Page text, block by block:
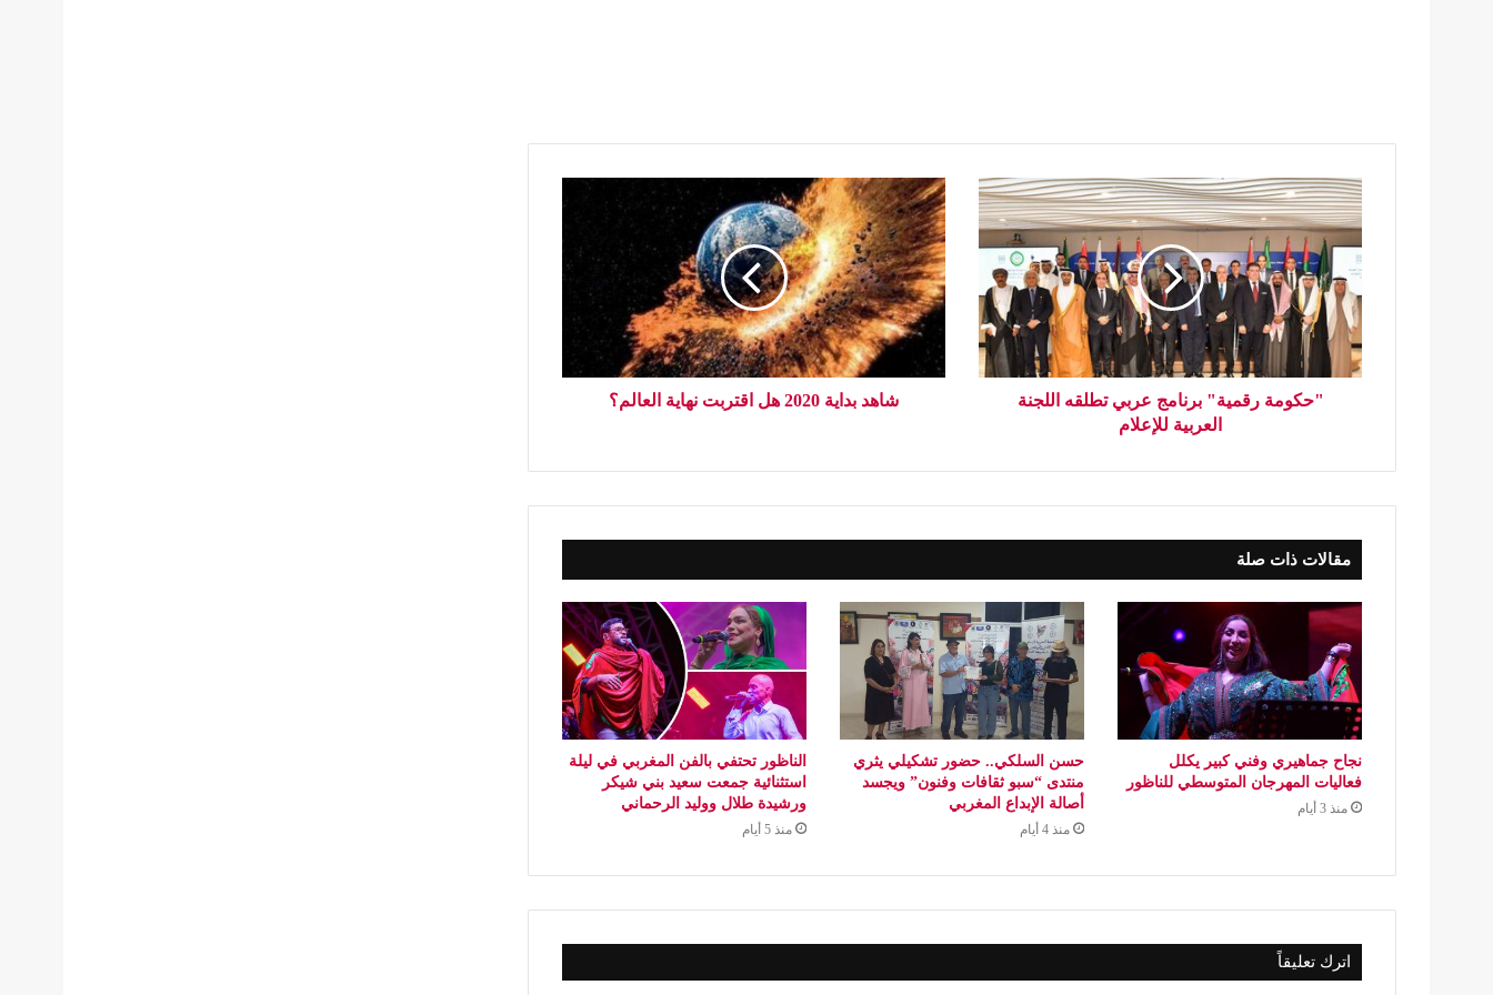
"حكومة رقمية" برنامج عربي تطلقه اللجنة
العربية للإعلام
شاهد بداية 2020 هل اقتربت نهاية العالم؟
مقالات ذات صلة
نجاح جماهيري وفني كبير يكلل
فعاليات المهرجان المتوسطي للناظور
منذ 3 أيام
حسن السلكي.. حضور تشكيلي يثري
منتدى “سبو ثقافات وفنون” ويجسد
أصالة الإبداع المغربي
منذ 4 أيام
الناظور تحتفي بالفن المغربي في ليلة
استثنائية جمعت سعيد بني شيكر
ورشيدة طلال ووليد الرحماني
منذ 5 أيام
اترك تعليقاً